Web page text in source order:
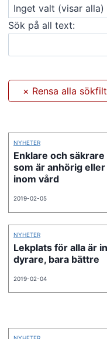
Sök på all text:
NYHETER
Enklare och
som är anhörig
inom vård
2019-02-05
NYHETER
Lekplats för alla är
dyrare, bara bättre
2019-02-04